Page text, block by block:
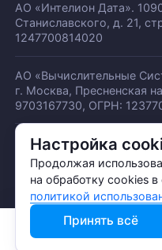
Настройка
Продолжая
на обработку cookies
политикой
Принять всё
АО «Интелион Дата».
Станиславского, д. 21,
1247700814020
АО «Вычислительные
г. Москва, Пресненская
9703167730, ОГРН:
© АО «ИНТЕЛИОН ДАТА»
Политика обработки ПДн
Политика
Политика использования